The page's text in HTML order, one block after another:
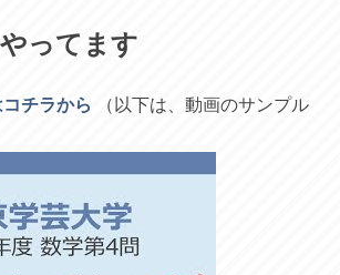
ってます
チラから
（以下は、動画のサンプル